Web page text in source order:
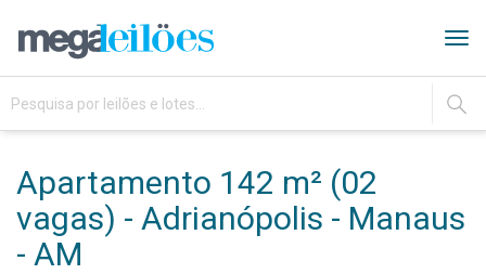
IR
Apartamento 142 m² (02
vagas) - Adrianópolis - Manaus
- AM